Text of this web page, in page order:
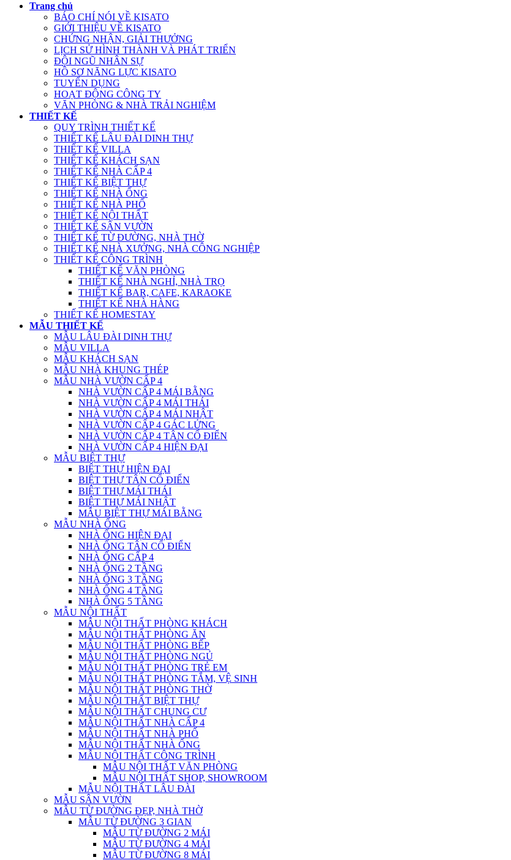
Trang chủ
BÁO CHÍ NÓI VỀ KISATO
GIỚI THIỆU VỀ KISATO
CHỨNG NHẬN, GIẢI THƯỞNG
LỊCH SỬ HÌNH THÀNH VÀ PHÁT TRIỂN
ĐỘI NGŨ NHÂN SỰ
HỒ SƠ NĂNG LỰC KISATO
TUYỂN DỤNG
HOẠT ĐỘNG CÔNG TY
VĂN PHÒNG & NHÀ TRẢI NGHIỆM
THIẾT KẾ
QUY TRÌNH THIẾT KẾ
THIẾT KẾ LÂU ĐÀI DINH THỰ
THIẾT KẾ VILLA
THIẾT KẾ KHÁCH SẠN
THIẾT KẾ NHÀ CẤP 4
THIẾT KẾ BIỆT THỰ
THIẾT KẾ NHÀ ỐNG
THIẾT KẾ NHÀ PHỐ
THIẾT KẾ NỘI THẤT
THIẾT KẾ SÂN VƯỜN
THIẾT KẾ TỪ ĐƯỜNG, NHÀ THỜ
THIẾT KẾ NHÀ XƯỞNG, NHÀ CÔNG NGHIỆP
THIẾT KẾ CÔNG TRÌNH
THIẾT KẾ VĂN PHÒNG
THIẾT KẾ NHÀ NGHỈ, NHÀ TRỌ
THIẾT KẾ BAR, CAFE, KARAOKE
THIẾT KẾ NHÀ HÀNG
THIẾT KẾ HOMESTAY
MẪU THIẾT KẾ
MẪU LÂU ĐÀI DINH THỰ
MẪU VILLA
MẪU KHÁCH SẠN
MẪU NHÀ KHUNG THÉP
MẪU NHÀ VƯỜN CẤP 4
NHÀ VƯỜN CẤP 4 MÁI BẰNG
NHÀ VƯỜN CẤP 4 MÁI THÁI
NHÀ VƯỜN CẤP 4 MÁI NHẬT
NHÀ VƯỜN CẤP 4 GÁC LỬNG
NHÀ VƯỜN CẤP 4 TÂN CỔ ĐIỂN
NHÀ VƯỜN CẤP 4 HIỆN ĐẠI
MẪU BIỆT THỰ
BIỆT THỰ HIỆN ĐẠI
BIỆT THỰ TÂN CỔ ĐIỂN
BIỆT THỰ MÁI THÁI
BIỆT THỰ MÁI NHẬT
MẪU BIỆT THỰ MÁI BẰNG
MẪU NHÀ ỐNG
NHÀ ỐNG HIỆN ĐẠI
NHÀ ỐNG TÂN CỔ ĐIỂN
NHÀ ỐNG CẤP 4
NHÀ ỐNG 2 TẦNG
NHÀ ỐNG 3 TẦNG
NHÀ ỐNG 4 TẦNG
NHÀ ỐNG 5 TẦNG
MẪU NỘI THẤT
MẪU NỘI THẤT PHÒNG KHÁCH
MẪU NỘI THẤT PHÒNG ĂN
MẪU NỘI THẤT PHÒNG BẾP
MẪU NỘI THẤT PHÒNG NGỦ
MẪU NỘI THẤT PHÒNG TRẺ EM
MẪU NỘI THẤT PHÒNG TẮM, VỆ SINH
MẪU NỘI THẤT PHÒNG THỜ
MẪU NỘI THẤT BIỆT THỰ
MẪU NỘI THẤT CHUNG CƯ
MẪU NỘI THẤT NHÀ CẤP 4
MẪU NỘI THẤT NHÀ PHỐ
MẪU NỘI THẤT NHÀ ỐNG
MẪU NỘI THẤT CÔNG TRÌNH
MẪU NỘI THẤT VĂN PHÒNG
MẪU NỘI THẤT SHOP, SHOWROOM
MẪU NỘI THẤT LÂU ĐÀI
MẪU SÂN VƯỜN
MẪU TỪ ĐƯỜNG ĐẸP, NHÀ THỜ
MẪU TỪ ĐƯỜNG 3 GIAN
MẪU TỪ ĐƯỜNG 2 MÁI
MẪU TỪ ĐƯỜNG 4 MÁI
MẪU TỪ ĐƯỜNG 8 MÁI